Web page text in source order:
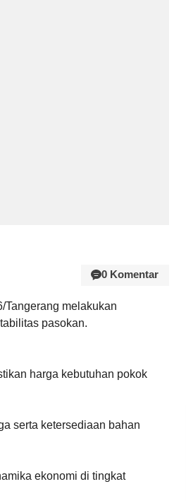
0 Komentar
Tangerang melakukan
pasokan.
harga kebutuhan pokok
serta ketersediaan bahan
ekonomi di tingkat